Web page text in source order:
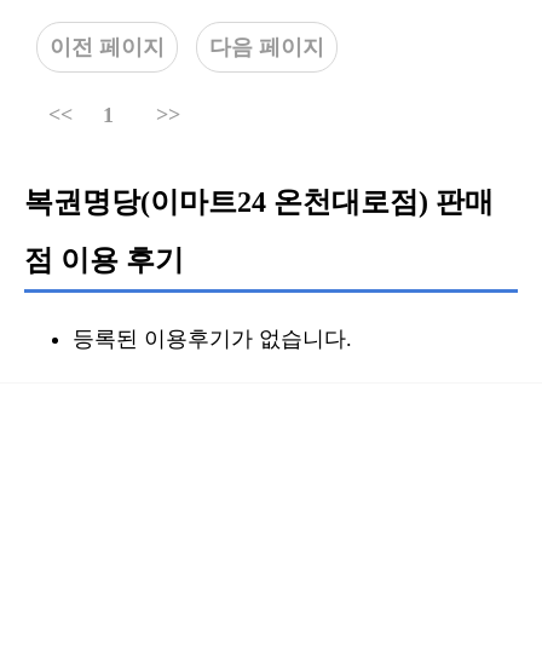
이전 페이지 다음 페이지
<< 1 >>
복권명당(이마트24 온천대로점) 판매
점 이용 후기
등록된 이용후기가 없습니다.